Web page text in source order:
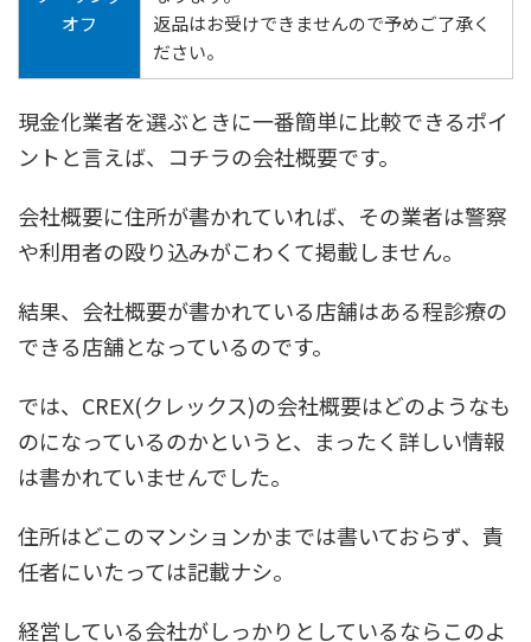
オフ
返品はお受けできませんので予めご了承く
ださい。
現金化業者を選ぶときに一番簡単に比較できるポイ
ントと言えば、コチラの会社概要です。
会社概要に住所が書かれていれば、その業者は警察
や利用者の殴り込みがこわくて掲載しません。
結果、会社概要が書かれている店舗はある程診療の
できる店舗となっているのです。
では、CREX(クレックス)の会社概要はどのようなも
のになっているのかというと、まったく詳しい情報
は書かれていませんでした。
住所はどこのマンションかまでは書いておらず、責
任者にいたっては記載ナシ。
経営している会社がしっかりとしているならこのよ